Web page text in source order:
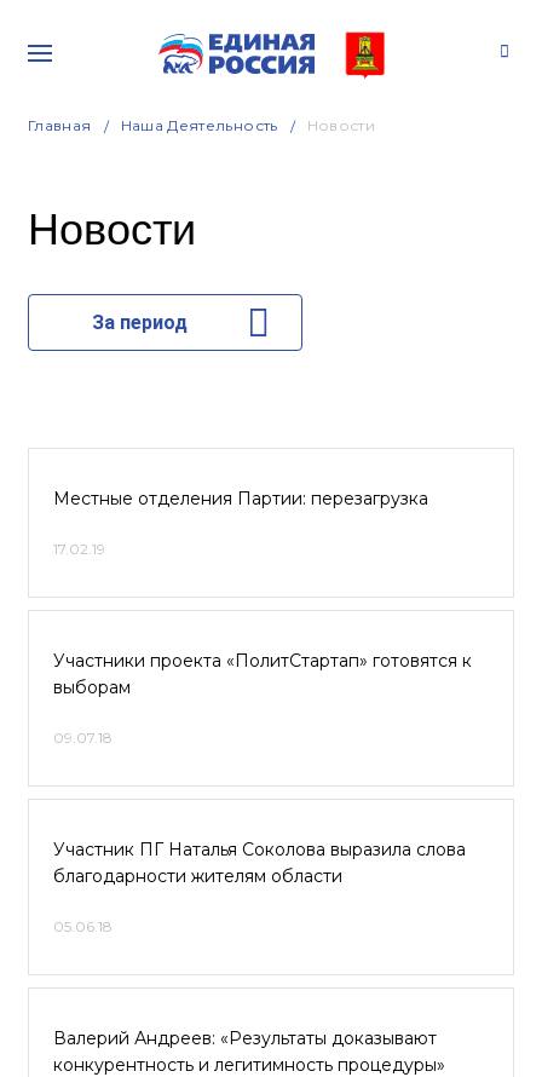
Главная Наша Деятельность Новости
Новости
За период
Местные отделения Партии: перезагрузка
17.02.19
Участники проекта «ПолитСтартап» готовятся к
выборам
09.07.18
Участник ПГ Наталья Соколова выразила слова
благодарности жителям области
05.06.18
Валерий Андреев: «Результаты доказывают
конкурентность и легитимность процедуры»